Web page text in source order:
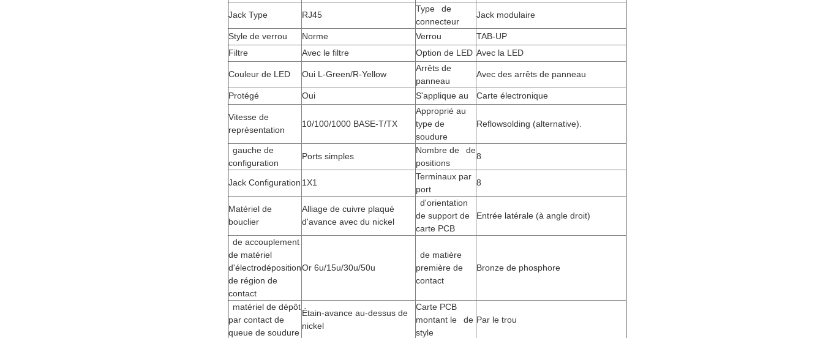
Jack Type RJ45
Type de
connecteur
Jack modulaire
Style de verrou Norme Verrou
TAB-UP
Filtre
Avec le filtre Option de LED Avec la LED
Couleur de LED Oui L-Green/R-Yellow
Arrêts de
panneau
Avec des arrêts de panneau
Protégé Oui S'applique au Carte électronique
Vitesse de
représentation
10/100/1000 BASE-T/TX
Approprié au
type de
soudure
Reflowsolding (alternative).
gauche de
configuration
Ports simples
Nombre de de
positions
8
Jack Configuration 1X1
Terminaux par
port
8
Matériel de
bouclier
Alliage de cuivre plaqué
d'avance avec du nickel
d'orientation
de support de
carte PCB
Entrée latérale (à angle droit)
de accouplement
de matériel
d'électrodéposition
de région de
contact
Or 6u/15u/30u/50u
de matière
première de
contact
Bronze de phosphore
matériel de dépôt
par contact de
queue de soudure
Étain-avance au-dessus de
nickel
Carte PCB
montant le de
style
Par le trou